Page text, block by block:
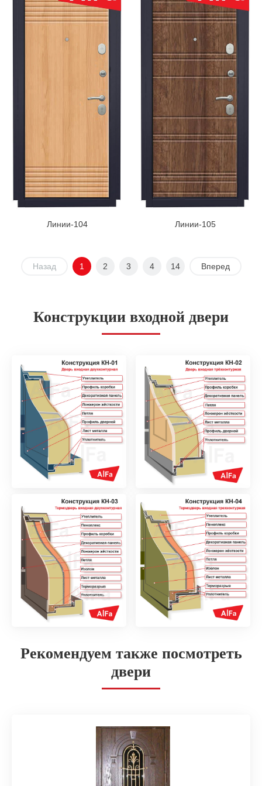
Линии-104 Линии-105
Назад 1 2 3 4 14 Вперед
Конструкции входной двери
Рекомендуем также посмотреть
двери